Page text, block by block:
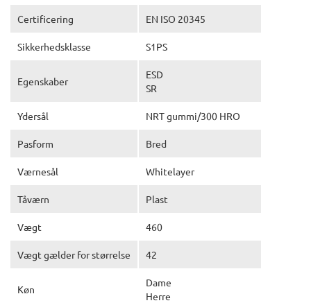
Certificering EN ISO 20345
Sikkerhedsklasse S1PS
Egenskaber
ESD
SR
Ydersål NRT gummi/300 HRO
Pasform Bred
Værnesål Whitelayer
Tåværn Plast
Vægt 460
Vægt gælder for størrelse 42
Køn
Dame
Herre